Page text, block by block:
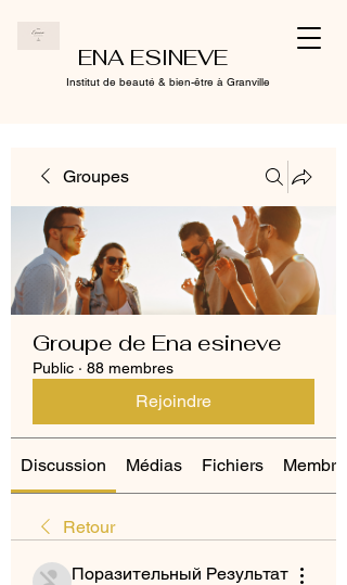
ENA ESINEVE
Institut de beauté & bien-être à Granville
Groupes
Groupe de Ena esineve
Public · 88 membres
Rejoindre
Discussion Médias Fichiers Membres
Retour
Поразительный Результат